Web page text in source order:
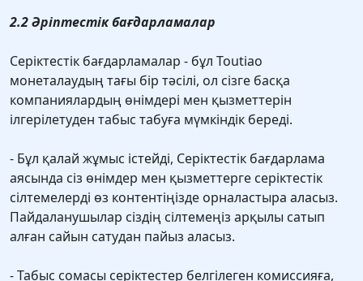
2.2 Әріптестік бағдарламалар
Серіктестік бағдарламалар - бұл Toutiao
монеталаудың тағы бір тәсілі, ол сізге басқа
компаниялардың өнімдері мен қызметтерін
ілгерілетуден табыс табуға мүмкіндік береді.
- Бұл қалай жұмыс істейді, Серіктестік бағдарлама
аясында сіз өнімдер мен қызметтерге серіктестік
сілтемелерді өз контентіңізде орналастыра аласыз.
Пайдаланушылар сіздің сілтемеңіз арқылы сатып
алған сайын сатудан пайыз аласыз.
- Табыс сомасы серіктестер белгілеген комиссияға,